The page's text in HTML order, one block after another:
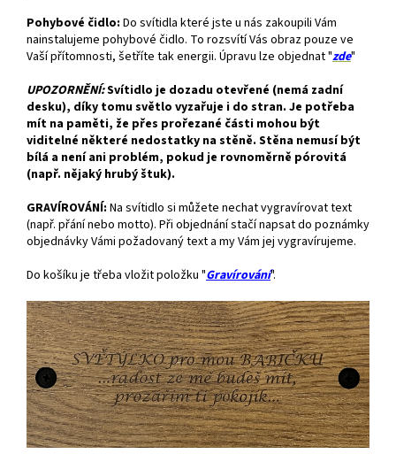
Pohybové čidlo: Do svítidla které jste u nás zakoupili Vám
nainstalujeme pohybové čidlo. To rozsvítí Vás obraz pouze ve
Vaší přítomnosti, šetříte tak energii. Úpravu lze objednat "zde"
UPOZORNĚNÍ:Svítidlo je dozadu otevřené (nemá zadní
desku), díky tomu světlo vyzařuje i do stran. Je potřeba
mít na paměti, že přes prořezané části mohou být
viditelné některé nedostatky na stěně. Stěna nemusí být
bílá a není ani problém, pokud je rovnoměrně pórovitá
(např. nějaký hrubý štuk).
GRAVÍROVÁNÍ: Na svítidlo si můžete nechat vygravírovat text
(např. přání nebo motto). Při objednání stačí napsat do poznámky
objednávky Vámi požadovaný text a my Vám jej vygravírujeme.
Do košíku je třeba vložit položku "Gravírování".